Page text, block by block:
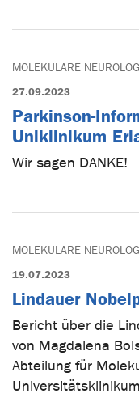
MOLEKULARE
27.09.2023
Parkinson-
Uniklinikum
Wir sagen DANKE!
MOLEKULARE
19.07.2023
Lindauer
Bericht über die
von Magdalena
Abteilung für